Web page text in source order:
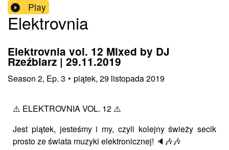
Play
Elektrovnia
Elektrovnia vol. 12 Mixed by DJ
Rzeźbiarz | 29.11.2019
Season 2, Ep. 3 • piątek, 29 listopada 2019
⚠️ ELEKTROVNIA VOL. 12 ⚠️
Jest piątek, jesteśmy i my, czyli kolejny świeży secik
prosto ze świata muzyki elektronicznej! 🔈🎶🎶